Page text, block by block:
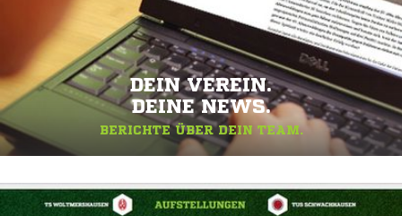
DEIN VEREIN.
DEINE NEWS.
BERICHTE ÜBER DEIN TEAM.